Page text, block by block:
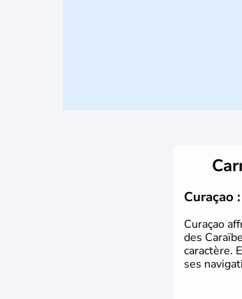
Curaçao
Curaçao
des
caractère.
ses